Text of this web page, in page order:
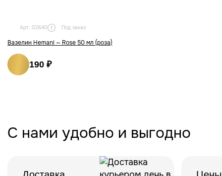
Арт. 02640 Под заказ
Вазелин Hemani — Rose 50 мл (роза)
190 ₽
С нами удобно и выгодно